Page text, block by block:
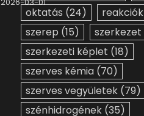
2026-03-01
oktatás (24) reakciók
szerep (15) szerkezet
szerkezeti képlet (18)
szerves kémia (70)
szerves vegyületek (79)
szénhidrogének (35)